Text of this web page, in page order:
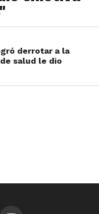
derrotar a la
salud le dio